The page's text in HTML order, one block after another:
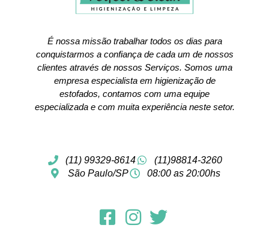
É nossa missão trabalhar todos os dias para
conquistarmos a confiança de cada um de nossos
clientes através de nossos Serviços. Somos uma
empresa especialista em higienização de
estofados, contamos com uma equipe
especializada e com muita experiência neste setor.
(11) 99329-8614
(11)98814-3260
São Paulo/SP
08:00 as 20:00hs